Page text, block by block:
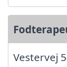
Vestervej